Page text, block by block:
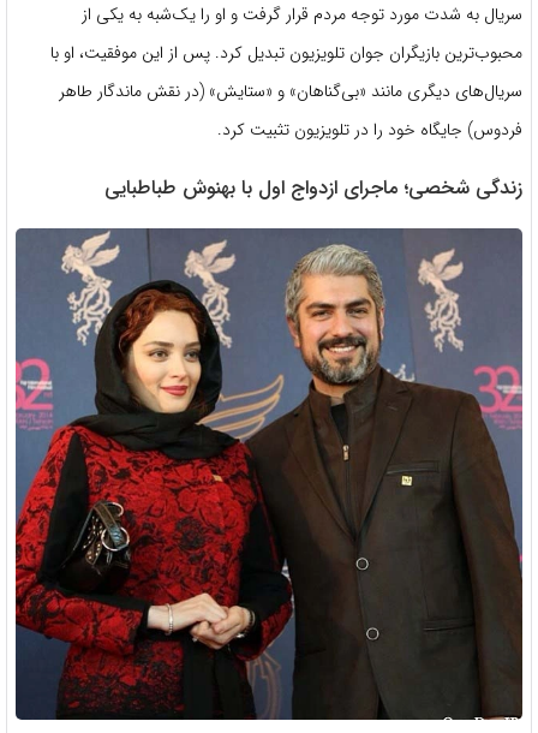
سریال به شدت مورد توجه مردم قرار گرفت و او را یک‌شبه به یکی از
محبوب‌ترین بازیگران جوان تلویزیون تبدیل کرد. پس از این موفقیت، او با
سریال‌های دیگری مانند «بی‌گناهان» و «ستایش» (در نقش ماندگار طاهر
فردوس) جایگاه خود را در تلویزیون تثبیت کرد.
زندگی شخصی؛ ماجرای ازدواج اول با بهنوش طباطبایی